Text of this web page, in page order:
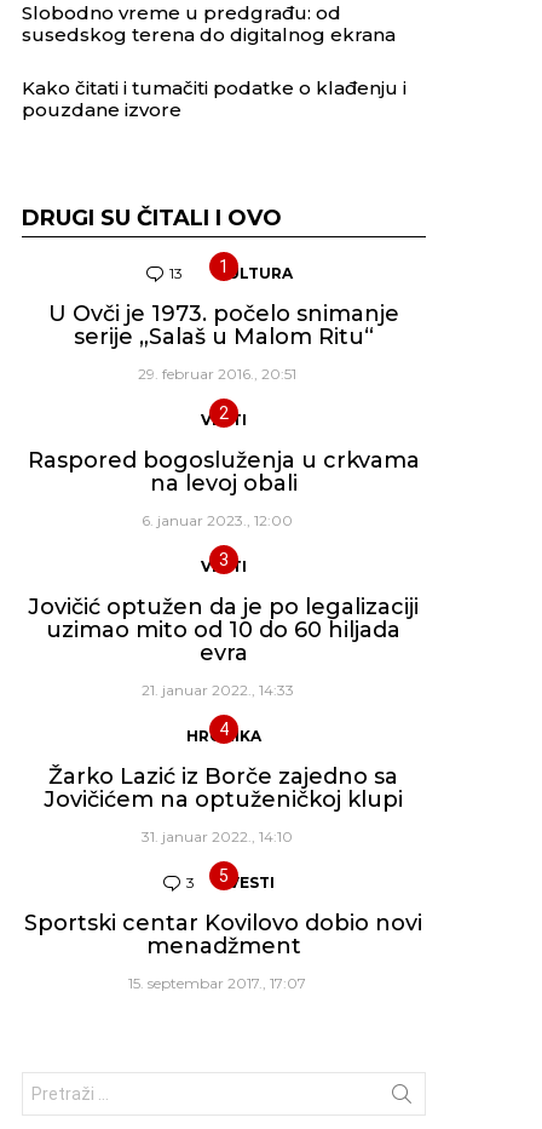
Slobodno vreme u predgrađu: od
susedskog terena do digitalnog ekrana
Kako čitati i tumačiti podatke o klađenju i
pouzdane izvore
DRUGI SU ČITALI I OVO
13 Komentara
KULTURA
U Ovči je 1973. počelo snimanje
serije „Salaš u Malom Ritu“
29. februar 2016., 20:51
VESTI
Raspored bogosluženja u crkvama
na levoj obali
6. januar 2023., 12:00
VESTI
Jovičić optužen da je po legalizaciji
uzimao mito od 10 do 60 hiljada
evra
21. januar 2022., 14:33
HRONIKA
Žarko Lazić iz Borče zajedno sa
Jovičićem na optuženičkoj klupi
31. januar 2022., 14:10
3 Komentara
VESTI
Sportski centar Kovilovo dobio novi
menadžment
15. septembar 2017., 17:07